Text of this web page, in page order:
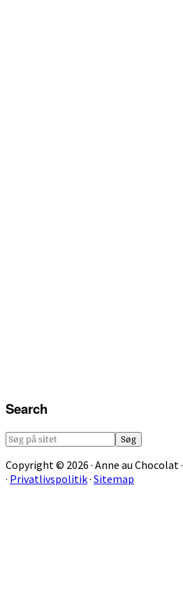
Search
Søg
sitet
Copyright © 2026 · Anne au Chocolat ·
· Privatlivspolitik· Sitemap